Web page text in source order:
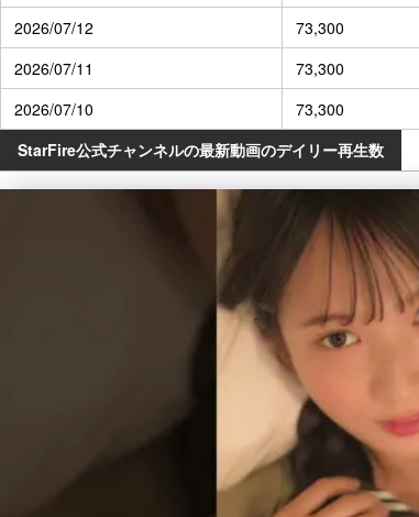
2026/07/12
73,300
2026/07/11
73,300
2026/07/10
73,300
StarFire公式チャンネルの最新動画のデイリー再生数